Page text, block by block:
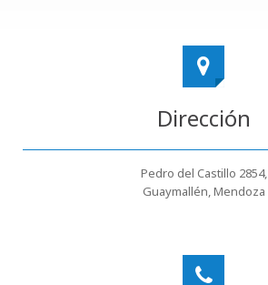
Dirección
Pedro del Castillo 2854,
Guaymallén, Mendoza